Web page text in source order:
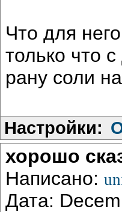
Что для
только что
рану соли
Настройки:
хорошо
Написано:
Дата: